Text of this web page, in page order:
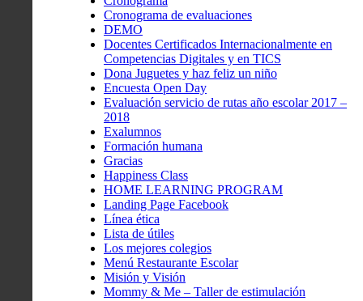
Cronograma de evaluaciones
DEMO
Docentes Certificados Internacionalmente en
Competencias Digitales y en TICS
Dona Juguetes y haz feliz un niño
Encuesta Open Day
Evaluación servicio de rutas año escolar 2017 –
2018
Exalumnos
Formación humana
Gracias
Happiness Class
HOME LEARNING PROGRAM
Landing Page Facebook
Línea ética
Lista de útiles
Los mejores colegios
Menú Restaurante Escolar
Misión y Visión
Mommy & Me – Taller de estimulación